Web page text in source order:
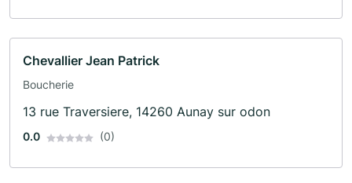
Chevallier Jean Patrick
Boucherie
13 rue Traversiere, 14260 Aunay sur odon
0.0 (0)